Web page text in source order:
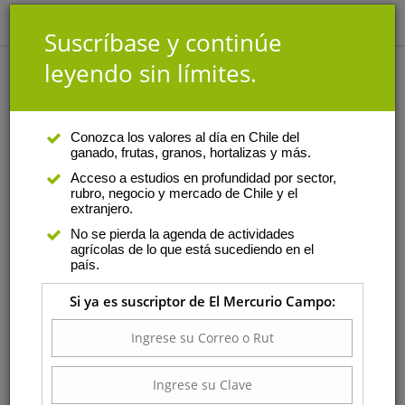
Videos
Pensar Agro: Innovación y
Sostenibilidad
Suscríbase y continúe
leyendo sin límites.
Conozca los valores al día en Chile del
ganado, frutas, granos, hortalizas y más.
Acceso a estudios en profundidad por sector,
rubro, negocio y mercado de Chile y el
extranjero.
No se pierda la agenda de actividades
agrícolas de lo que está sucediendo en el
país.
Si ya es suscriptor de El Mercurio Campo: